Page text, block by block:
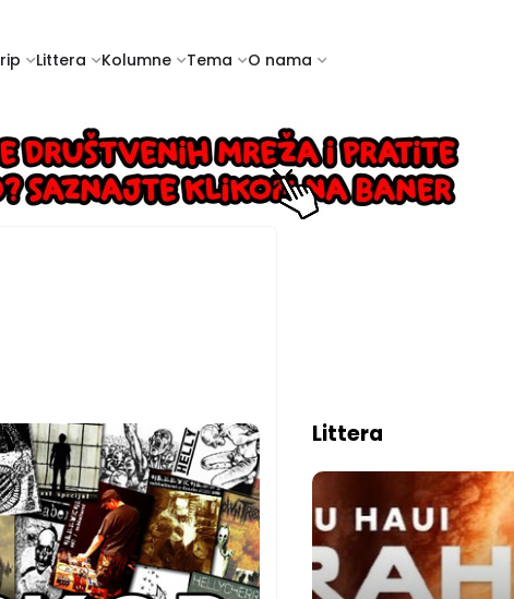
Littera Kolumne Tema O nama
Littera